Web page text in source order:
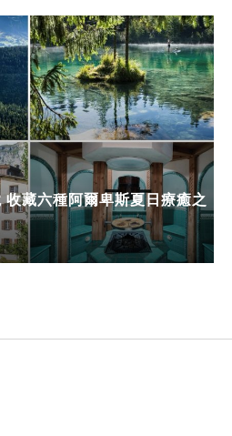
藏六種阿爾卑斯夏日療癒之